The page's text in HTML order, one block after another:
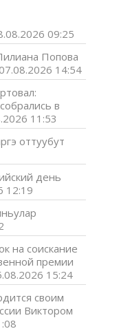
09:25
Попова
07.08.2026 14:54
в
11:53
оттуубут
день
12:19
на соискание
премии
15:24
своим
Виктором